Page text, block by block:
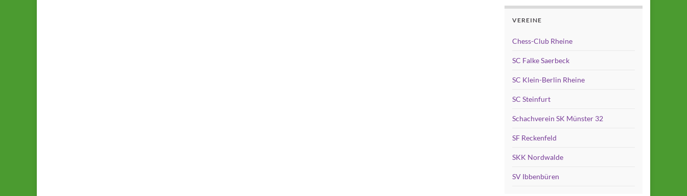
VEREINE
Chess-Club Rheine
SC Falke Saerbeck
SC Klein-Berlin Rheine
SC Steinfurt
Schachverein SK Münster 32
SF Reckenfeld
SKK Nordwalde
SV Ibbenbüren